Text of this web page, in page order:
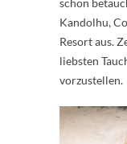
schon
Kandolhu,
Resort aus.
liebsten
vorzustellen.